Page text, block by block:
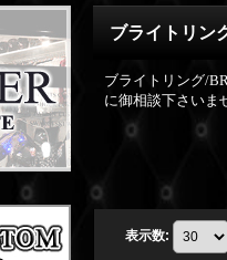
ブライトリン
ブライトリング/
に御相談下さいま
表示数: